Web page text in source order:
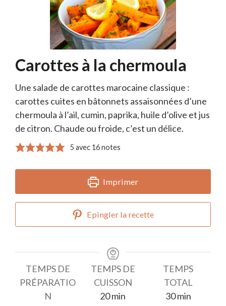
Carottes à la chermoula
Une salade de carottes marocaine classique :
carottes cuites en bâtonnets assaisonnées d’une
chermoula à l’ail, cumin, paprika, huile d’olive et jus
de citron. Chaude ou froide, c’est un délice.
5 avec 16notes
Imprimer
Epingler la recette
TEMPS DE
PRÉPARATIO
N
TEMPS DE
CUISSON
20minutes
min
TEMPS
TOTAL
30minutes
min